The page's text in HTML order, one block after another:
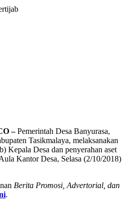
–Pemerintah Desa Banyurasa,
Tasikmalaya, melaksanakan
Kepala Desa dan penyerahan aset
Kantor Desa, Selasa (2/10/2018)
Berita Promosi, Advertorial, dan
.